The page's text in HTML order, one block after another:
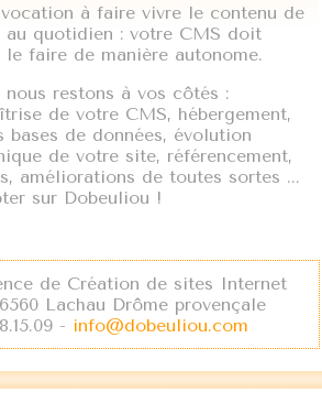
à faire vivre le contenu de
quotidien : votre CMS doit
faire de manière autonome.
restons à vos côtés :
de votre CMS, hébergement,
bases de données, évolution
de votre site, référencement,
améliorations de toutes sortes ...
sur Dobeuliou !
de Création de sites Internet
Lachau Drôme provençale
- info@dobeuliou.com